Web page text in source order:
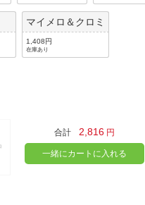
マイメロ＆クロミ
1,408円
在庫あり
合計 2,816 円
一緒にカートに入れる